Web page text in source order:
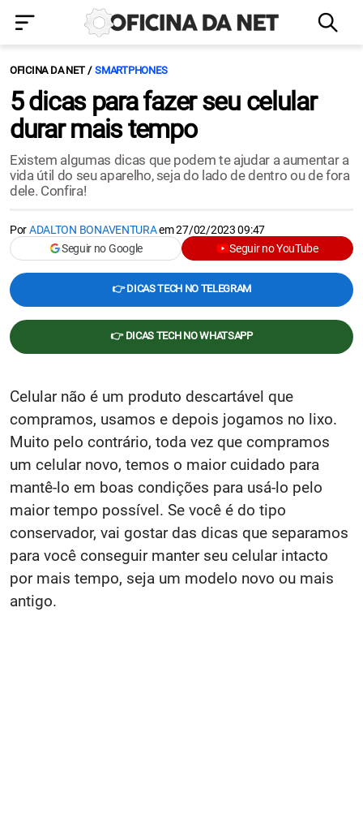
OFICINA DA NET SMARTPHONES
5 dicas para fazer seu celular
durar mais tempo
Existem algumas dicas que podem te ajudar a aumentar a
vida útil do seu aparelho, seja do lado de dentro ou de fora
dele. Confira!
PorADALTON BONAVENTURAem27/02/2023 09:47
Seguir no Google
Seguir no YouTube
👉 DICAS TECH NO TELEGRAM
👉 DICAS TECH NO WHATSAPP
Celular não é um produto descartável que
compramos, usamos e depois jogamos no lixo.
Muito pelo contrário, toda vez que compramos
um celular novo, temos o maior cuidado para
mantê-lo em boas condições para usá-lo pelo
maior tempo possível. Se você é do tipo
conservador, vai gostar das dicas que separamos
para você conseguir manter seu celular intacto
por mais tempo, seja um modelo novo ou mais
antigo.